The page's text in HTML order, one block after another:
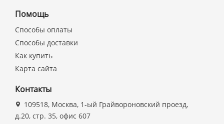
Помощь
Способы оплаты
Способы доставки
Как купить
Карта сайта
Контакты
109518, Москва, 1-ый Грайвороновский проезд,
д.20, стр. 35, офис 607